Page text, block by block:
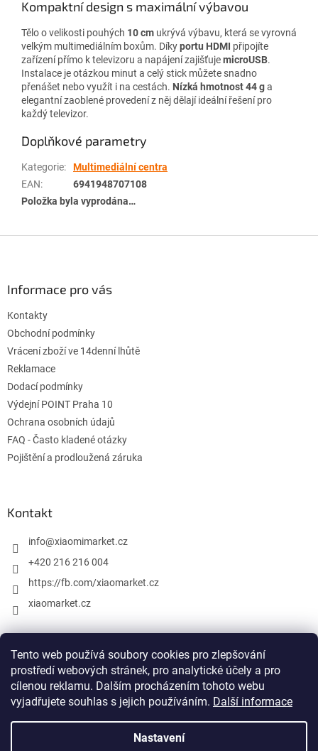
Tento web používá soubory cookies pro zlepšování
prostředí webových stránek, pro analytické účely a pro
cílenou reklamu. Dalším procházením tohoto webu
vyjadřujete souhlas s jejich používáním. Další informace
Nastavení
Xiaomi, Mi, Mijia a všechny ostatní názvy a propagační materiály
Kompaktní design s maximální výbavou
Tělo o velikosti pouhých 10 cm ukrývá výbavu, která se vyrovná
velkým multimediálním boxům. Díkyportu HDMI připojíte
zařízení přímo k televizoru a napájení zajišťujemicroUSB.
Instalace je otázkou minut a celý stick můžete snadno
přenášet nebo využít i na cestách. Nízká hmotnost 44 ga
elegantní zaoblené provedení z něj dělají ideální řešení pro
každý televizor.
Doplňkové parametry
Kategorie:
Multimediální centra
EAN:
6941948707108
Položka byla vyprodána…
Informace pro vás
Kontakty
Obchodní podmínky
Vrácení zboží ve 14denní lhůtě
Reklamace
Dodací podmínky
Výdejní POINT Praha 10
Ochrana osobních údajů
FAQ - Často kladené otázky
Pojištění a prodloužená záruka
Kontakt
info@xiaomimarket.cz
+420 216 216 004
https://fb.com/xiaomarket.cz
xiaomarket.cz
Vytvořil Shoptet
Copyright 2026XiaomiMarket.cz. Všechna práva vyhrazena.